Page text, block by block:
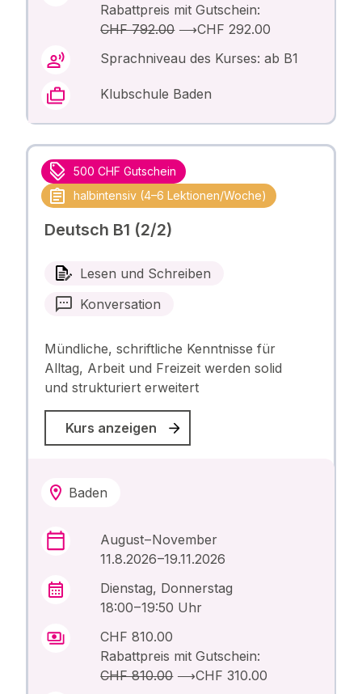
Rabattpreis mit Gutschein:
CHF 792.00⟶CHF 292.00
Sprachniveau des Kurses: ab B1
Klubschule Baden
500 CHF Gutschein
halbintensiv (4–6 Lektionen/Woche)
Deutsch B1 (2/2)
Lesen und Schreiben
Konversation
Mündliche, schriftliche Kenntnisse für
Alltag, Arbeit und Freizeit werden solid
und strukturiert erweitert
Kurs anzeigen
Baden
August – November
11.8.2026 –19.11.2026
Dienstag, Donnerstag
18:00 – 19:50 Uhr
CHF 810.00
Rabattpreis mit Gutschein:
CHF 810.00⟶CHF 310.00